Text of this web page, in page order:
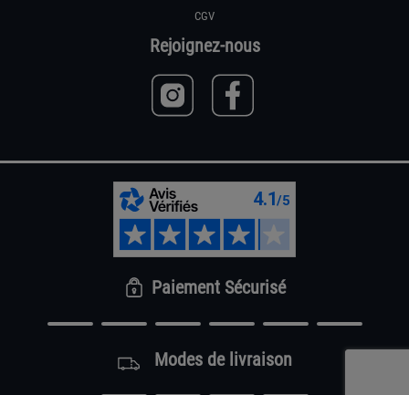
CGV
Rejoignez-nous
Paiement Sécurisé
Modes de livraison